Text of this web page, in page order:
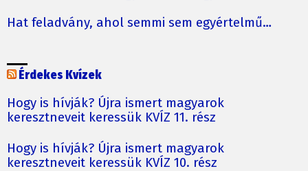
Hat feladvány, ahol semmi sem egyértelmű…
Érdekes Kvízek
Hogy is hívják? Újra ismert magyarok
keresztneveit keressük KVÍZ 11. rész
Hogy is hívják? Újra ismert magyarok
keresztneveit keressük KVÍZ 10. rész